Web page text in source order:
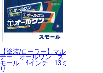
【塗装/ローラー】マル
テー オールワン ス
モール 4インチ 13ミ
リ